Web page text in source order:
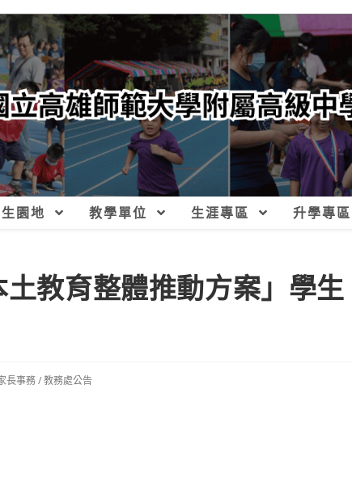
園地 教學單位 生涯專區 升學專區
教育整體推動方案」學生
長事務/教務處公告